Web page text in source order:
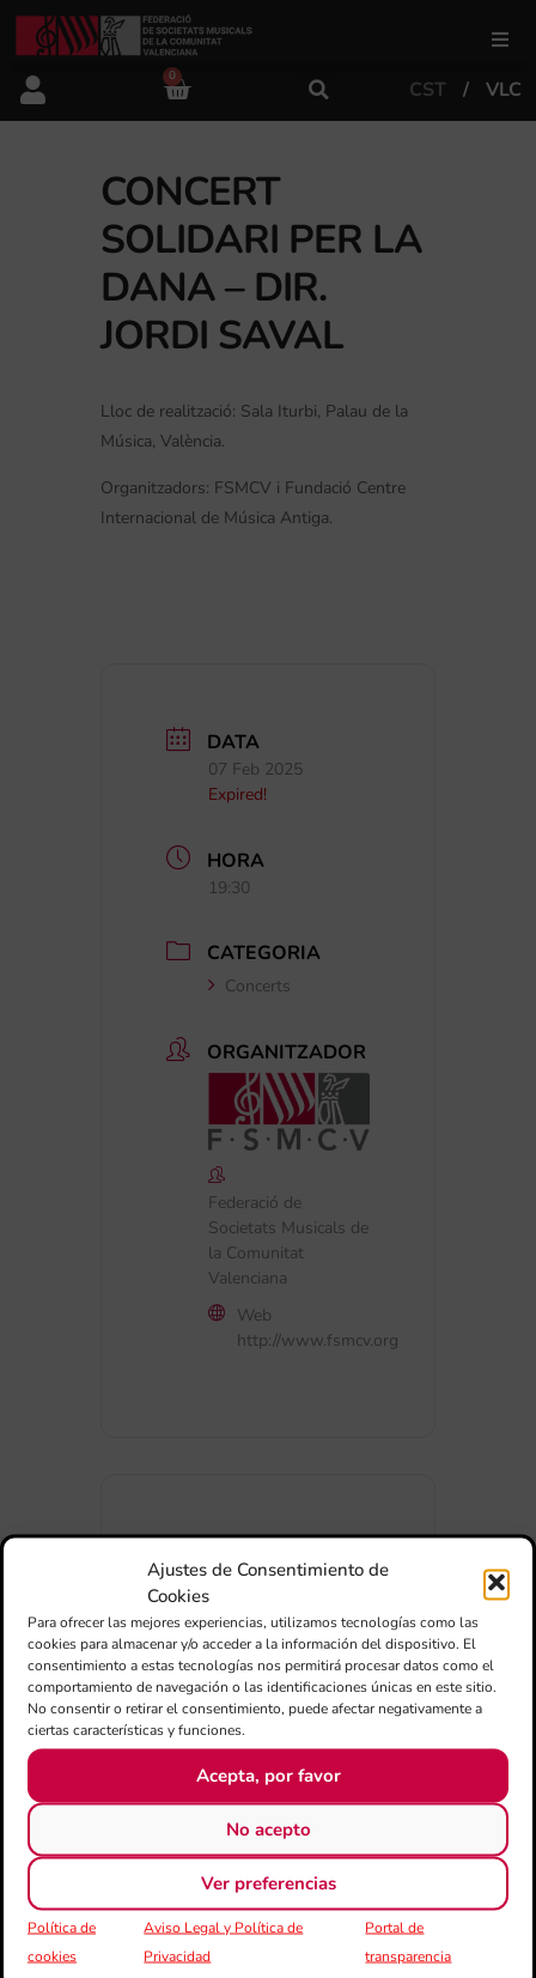
Ajustes de Consentimiento de
Cookies
Para ofrecer las mejores experiencias, utilizamos tecnologías como las
cookies para almacenar y/o acceder a la información del dispositivo. El
consentimiento a estas tecnologías nos permitirá procesar datos como el
comportamiento de navegación o las identificaciones únicas en este sitio.
No consentir o retirar el consentimiento, puede afectar negativamente a
ciertas características y funciones.
Acepta, por favor
No acepto
Ver preferencias
Política de
cookies
Aviso Legal y Política de
Privacidad
Portal de
transparencia
FSMCV
Àrea de gestió
Àrea educativa
Àrea Artística
Actualitat
0
CST VLC
CONCERT
SOLIDARI PER LA
DANA – DIR.
JORDI SAVAL
Lloc de realització: Sala Iturbi, Palau de la
Música, València.
Organitzadors: FSMCV i Fundació Centre
Internacional de Música Antiga.
DATA
07 Feb 2025
Expired!
HORA
19:30
CATEGORIA
Concerts
ORGANITZADOR
Federació de
Societats Musicals de
la Comunitat
Valenciana
Web
http://www.fsmcv.org
+ Afegir a Google Calendar
Exportar + iCal / Outlook
COMPARTIR
ESDEVENIMENT